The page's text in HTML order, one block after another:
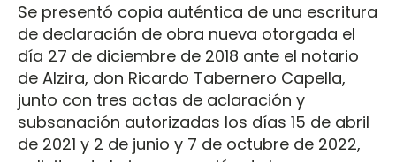
Se presentó copia auténtica de una escritura
de declaración de obra nueva otorgada el
día 27 de diciembre de 2018 ante el notario
de Alzira, don Ricardo Tabernero Capella,
junto con tres actas de aclaración y
subsanación autorizadas los días 15 de abril
de 2021 y 2 de junio y 7 de octubre de 2022,